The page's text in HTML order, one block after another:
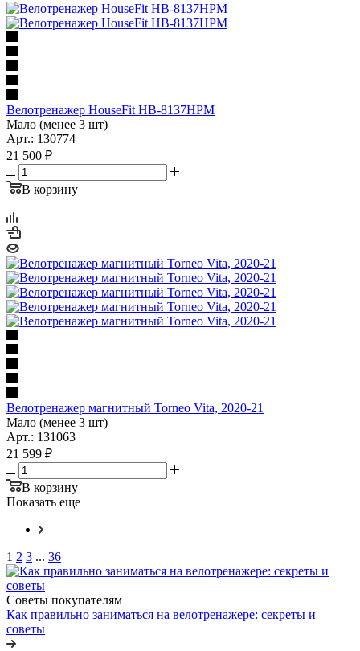
Велотренажер HouseFit HB-8137HPM
Мало (менее 3 шт)
Арт.: 130774
21 500 ₽
В корзину
Велотренажер магнитный Torneo Vita, 2020-21
Мало (менее 3 шт)
Арт.: 131063
21 599 ₽
В корзину
Показать еще
1 2 3 ... 36
Советы покупателям
Как правильно заниматься на велотренажере: секреты и
советы